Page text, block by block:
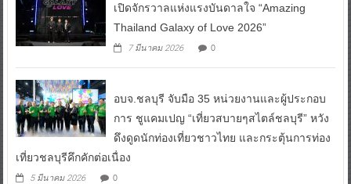
เปิดจักรวาลแห่งแรงบันดาลใจ “Amazing
Thailand Galaxy of Love 2026”
7 มีนาคม 2026 0
อบจ.ชลบุรี จับมือ 35 หน่วยงานและผู้ประกอบ
การ ชูแคมเปญ “เที่ยวสบายๆสไตล์ชลบุรี” หวัง
ดึงดูดนักท่องเที่ยวชาวไทย และกระตุ้นการท่อง
เที่ยวชลบุรีคึกคักต่อเนื่อง
5 มีนาคม 2026 0